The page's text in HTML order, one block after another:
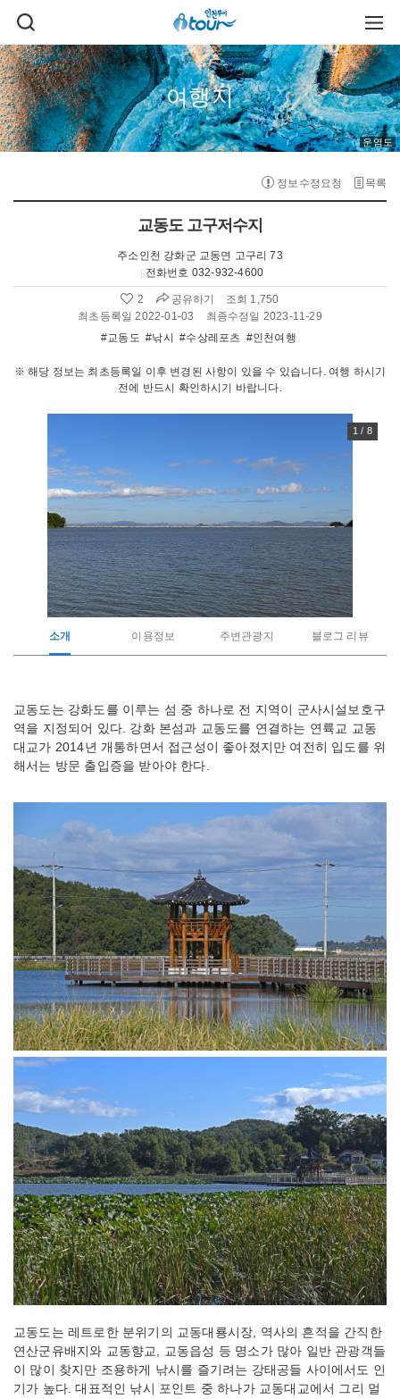
검
색
열
기
주
메
뉴
열
기
여행지
운염도
정보수정요청 목록
교동도 고구저수지
주소 인천 강화군 교동면 고구리 73
전화번호 032-932-4600
좋
아
요
2 공유하기
조회 1,750
최초등록일 2022-01-03
최종수정일 2023-11-29
#교동도 #낚시 #수상레포츠 #인천여행
※ 해당 정보는 최초등록일 이후 변경된 사항이 있을 수 있습니다. 여행 하시기
전에 반드시 확인하시기 바랍니다.
1 / 8
소개 이용정보 주변관광지 블로그 리뷰
관
광
지
소
개
교동도는 강화도를 이루는 섬 중 하나로 전 지역이 군사시설보호구
역을 지정되어 있다. 강화 본섬과 교동도를 연결하는 연륙교 교동
대교가 2014년 개통하면서 접근성이 좋아졌지만 여전히 입도를 위
해서는 방문 출입증을 받아야 한다.
교동도는 레트로한 분위기의 교동대룡시장, 역사의 흔적을 간직한
연산군유배지와 교동향교, 교동읍성 등 명소가 많아 일반 관광객들
이 많이 찾지만 조용하게 낚시를 즐기려는 강태공들 사이에서도 인
기가 높다. 대표적인 낚시 포인트 중 하나가 교동대교에서 그리 멀